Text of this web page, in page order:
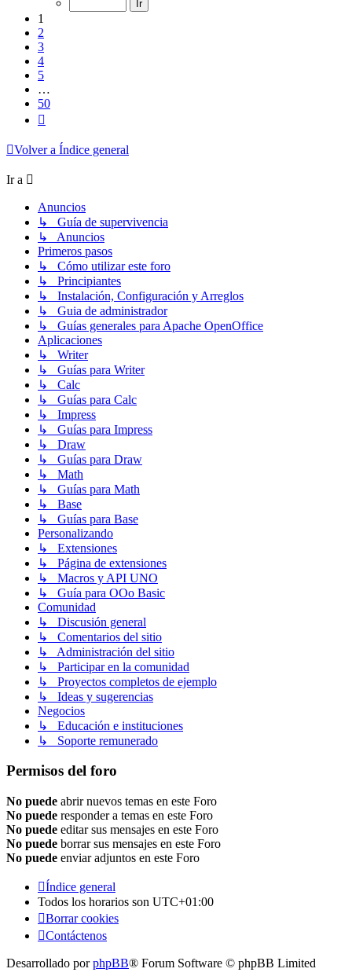
1
2
3
4
5
…
50
Volver a Índice general
Ir a
Anuncios
↳ Guía de supervivencia
↳ Anuncios
Primeros pasos
↳ Cómo utilizar este foro
↳ Principiantes
↳ Instalación, Configuración y Arreglos
↳ Guia de administrador
↳ Guías generales para Apache OpenOffice
Aplicaciones
↳ Writer
↳ Guías para Writer
↳ Calc
↳ Guías para Calc
↳ Impress
↳ Guías para Impress
↳ Draw
↳ Guías para Draw
↳ Math
↳ Guías para Math
↳ Base
↳ Guías para Base
Personalizando
↳ Extensiones
↳ Página de extensiones
↳ Macros y API UNO
↳ Guía para OOo Basic
Comunidad
↳ Discusión general
↳ Comentarios del sitio
↳ Administración del sitio
↳ Participar en la comunidad
↳ Proyectos completos de ejemplo
↳ Ideas y sugerencias
Negocios
↳ Educación e instituciones
↳ Soporte remunerado
Permisos del foro
No puede abrir nuevos temas en este Foro
No puede responder a temas en este Foro
No puede editar sus mensajes en este Foro
No puede borrar sus mensajes en este Foro
No puede enviar adjuntos en este Foro
Índice general
Todos los horarios son UTC+01:00
Borrar cookies
Contáctenos
Desarrollado porphpBB® Forum Software © phpBB Limited